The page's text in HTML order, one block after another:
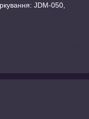
JDM-050,